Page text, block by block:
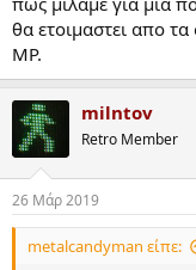
θα ετοιμαστει απο
MP.
milntov
Retro Member
26 Μάρ 2019
metalcandyman είπε: